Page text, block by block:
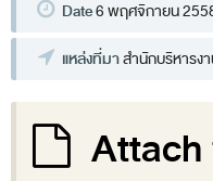
ผู้ช่วยผู้ว่าการตรวจเงินแผ่
รองผู้ตรวจเงินแผ่นดิน (ส
ผู้บริหารเทคโนโลยีสารสนเท
หน้าที่และอำนาจ และการแบ่
Date6 พฤศจิกายน
แหล่งที่มาสำนักบริหารง